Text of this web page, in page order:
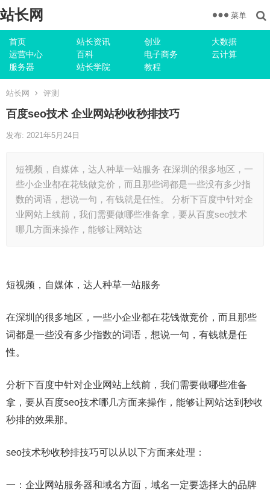
站长网
首页 站长资讯 创业
大数据
运营中心
百科 电子商务
云计算
服务器
站长学院 教程
菜单
站长网 评测
百度seo技术 企业网站秒收秒排技巧
发布: 2021年5月24日
短视频，自媒体，达人种草一站服务 在深圳的很多地区，一
些小企业都在花钱做竞价，而且那些词都是一些没有多少指
数的词语，想说一句，有钱就是任性。 分析下百度中针对企
业网站上线前，我们需要做哪些准备拿，要从百度seo技术
哪几方面来操作，能够让网站达
短视频，自媒体，达人种草一站服务
在深圳的很多地区，一些小企业都在花钱做竞价，而且那些
词都是一些没有多少指数的词语，想说一句，有钱就是任
性。
分析下百度中针对企业网站上线前，我们需要做哪些准备
拿，要从百度seo技术哪几方面来操作，能够让网站达到秒收
秒排的效果那。
seo技术秒收秒排技巧可以从以下方面来处理：
一：企业网站服务器和域名方面，域名一定要选择大的品牌